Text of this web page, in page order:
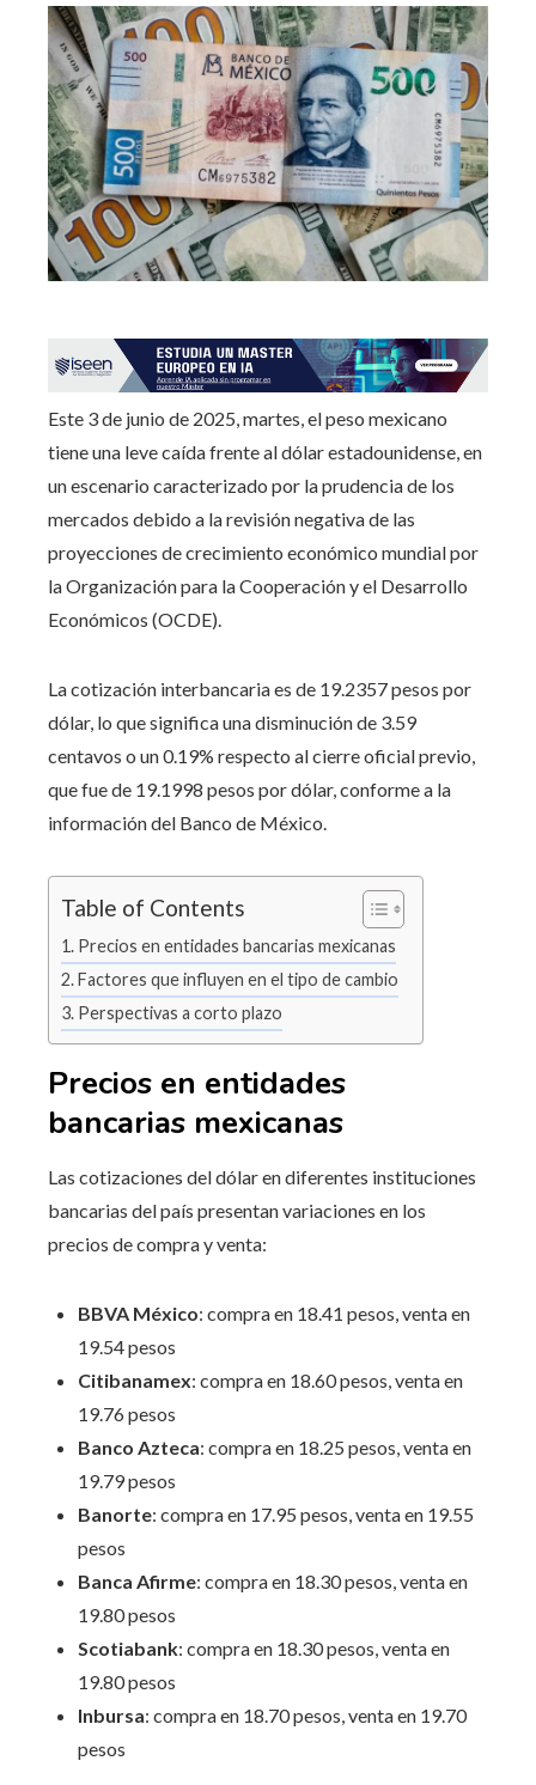
Este 3 de junio de 2025, martes, el peso mexicano
tiene una leve caída frente al dólar estadounidense, en
un escenario caracterizado por la prudencia de los
mercados debido a la revisión negativa de las
proyecciones de crecimiento económico mundial por
la Organización para la Cooperación y el Desarrollo
Económicos (OCDE).
La cotización interbancaria es de 19.2357 pesos por
dólar, lo que significa una disminución de 3.59
centavos o un 0.19% respecto al cierre oficial previo,
que fue de 19.1998 pesos por dólar, conforme a la
información del Banco de México.
Table of Contents
Precios en entidades bancarias mexicanas
Factores que influyen en el tipo de cambio
Perspectivas a corto plazo
Precios en entidades
bancarias mexicanas
Las cotizaciones del dólar en diferentes instituciones
bancarias del país presentan variaciones en los
precios de compra y venta:
BBVA México: compra en 18.41 pesos, venta en
19.54 pesos
Citibanamex: compra en 18.60 pesos, venta en
19.76 pesos
Banco Azteca: compra en 18.25 pesos, venta en
19.79 pesos
Banorte: compra en 17.95 pesos, venta en 19.55
pesos
Banca Afirme: compra en 18.30 pesos, venta en
19.80 pesos
Scotiabank: compra en 18.30 pesos, venta en
19.80 pesos
Inbursa: compra en 18.70 pesos, venta en 19.70
pesos